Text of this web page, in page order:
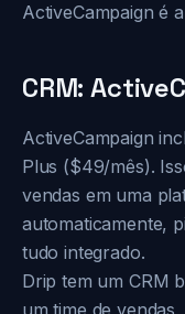
ActiveCampaign é
CRM:
ActiveCampaign
Plus ($49/mês).
vendas em uma
automaticamente,
tudo integrado.
Drip tem um CRM
um time de